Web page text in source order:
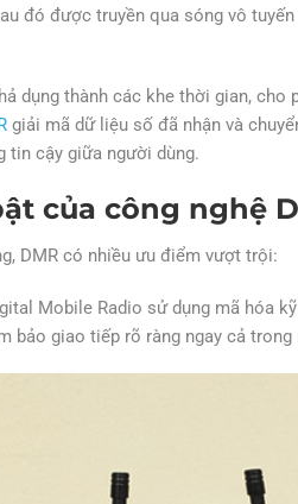
đó được truyền qua sóng vô
dụng thành các khe thời gian,
giải mã dữ liệu số đã nhận và
tin cậy giữa người dùng.
của công nghệ
DMR có nhiều ưu điểm vượt trội:
Mobile Radio sử dụng mã hóa
bảo giao tiếp rõ ràng ngay cả